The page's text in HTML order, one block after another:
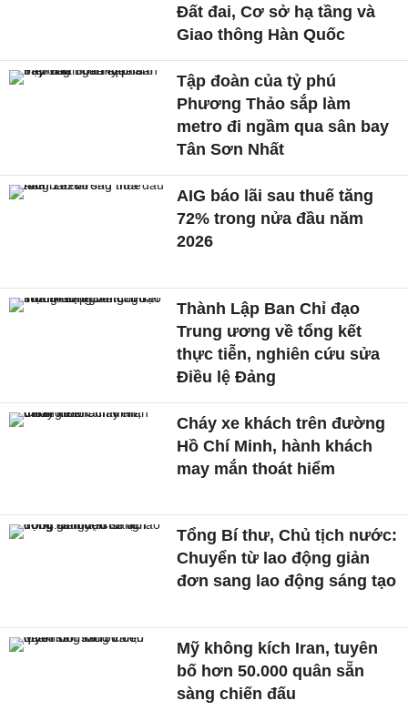
Đất đai, Cơ sở hạ tầng và
Giao thông Hàn Quốc
Tập đoàn của tỷ phú
Phương Thảo sắp làm
metro đi ngầm qua sân bay
Tân Sơn Nhất
AIG báo lãi sau thuế tăng
72% trong nửa đầu năm
2026
Thành Lập Ban Chỉ đạo
Trung ương về tổng kết
thực tiễn, nghiên cứu sửa
Điều lệ Đảng
Cháy xe khách trên đường
Hồ Chí Minh, hành khách
may mắn thoát hiểm
Tổng Bí thư, Chủ tịch nước:
Chuyển từ lao động giản
đơn sang lao động sáng tạo
Mỹ không kích Iran, tuyên
bố hơn 50.000 quân sẵn
sàng chiến đấu